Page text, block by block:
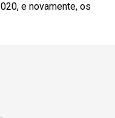
e novamente, os